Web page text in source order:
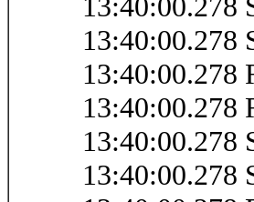
13:40:00.278
13:40:00.278
13:40:00.278
13:40:00.278
13:40:00.278